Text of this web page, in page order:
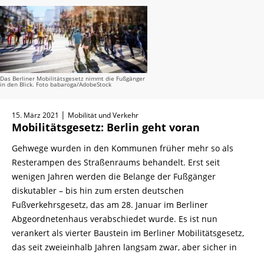
Das Berliner Mobilitätsgesetz nimmt die Fußgänger
in den Blick. Foto babaroga/AdobeStock
15. März 2021 | Mobilität und Verkehr
Mobilitätsgesetz: Berlin geht voran
Gehwege wurden in den Kommunen früher mehr so als
Resterampen des Straßenraums behandelt. Erst seit
wenigen Jahren werden die Belange der Fußgänger
diskutabler – bis hin zum ersten deutschen
Fußverkehrsgesetz, das am 28. Januar im Berliner
Abgeordnetenhaus verabschiedet wurde. Es ist nun
verankert als vierter Baustein im Berliner Mobilitätsgesetz,
das seit zweieinhalb Jahren langsam zwar, aber sicher in